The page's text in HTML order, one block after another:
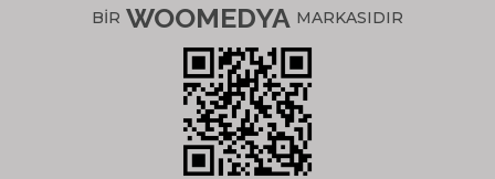
BİR WOOMEDYA MARKASIDIR